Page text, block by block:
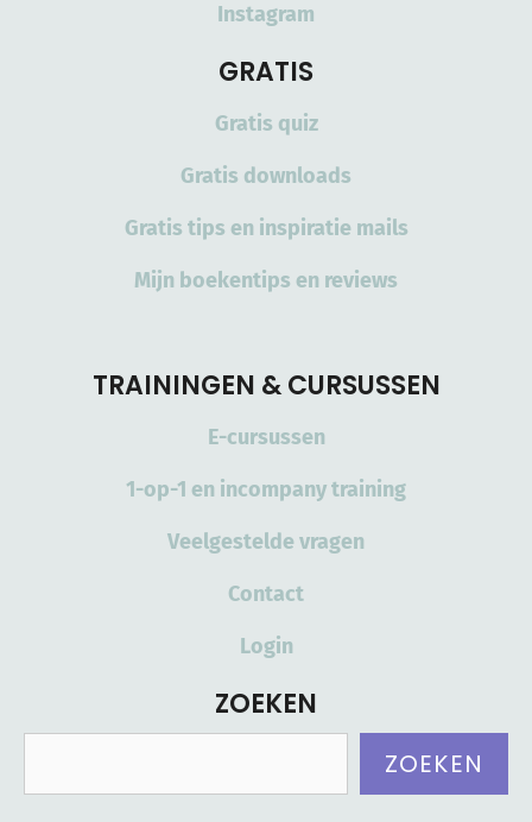
Instagram
GRATIS
Gratis quiz
Gratis downloads
Gratis tips en inspiratie mails
Mijn boekentips en reviews
TRAININGEN & CURSUSSEN
E-cursussen
1-op-1 en incompany training
Veelgestelde vragen
Contact
Login
ZOEKEN
ZOEKEN